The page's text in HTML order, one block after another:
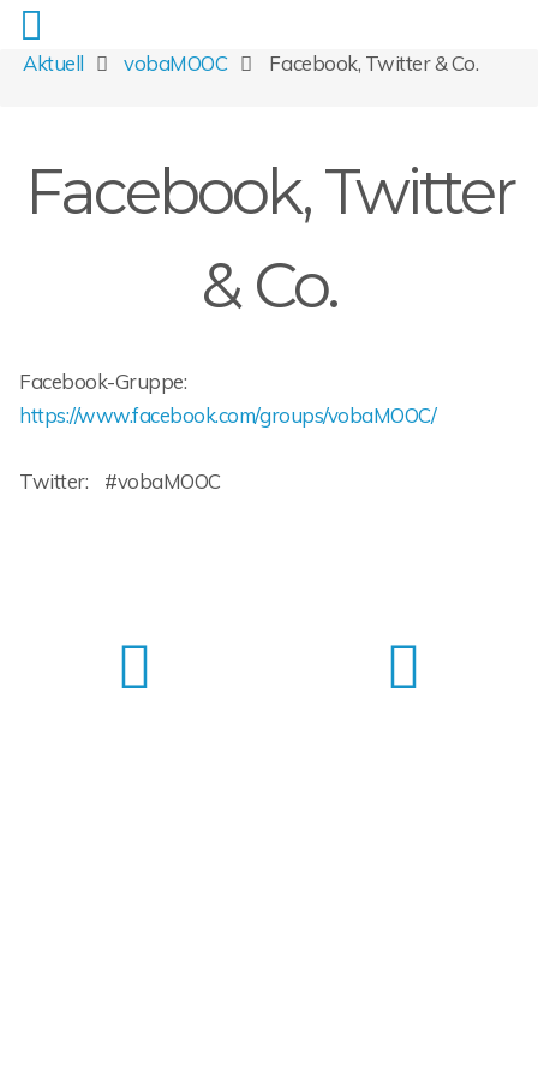
Aktuell vobaMOOC Facebook, Twitter & Co.
Facebook, Twitter
& Co.
Facebook-Gruppe:
https://www.facebook.com/groups/vobaMOOC/
Twitter: #vobaMOOC